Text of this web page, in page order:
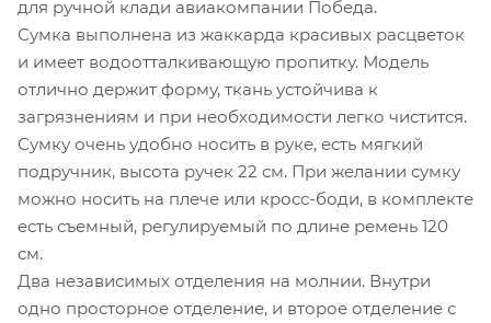
для ручной клади авиакомпании Победа.
Сумка выполнена из жаккарда красивых расцветок
и имеет водоотталкивающую пропитку. Модель
отлично держит форму, ткань устойчива к
загрязнениям и при необходимости легко чистится.
Сумку очень удобно носить в руке, есть мягкий
подручник, высота ручек 22 см. При желании сумку
можно носить на плече или кросс-боди, в комплекте
есть съемный, регулируемый по длине ремень 120
см.
Два независимых отделения на молнии. Внутри
одно просторное отделение, и второе отделение с